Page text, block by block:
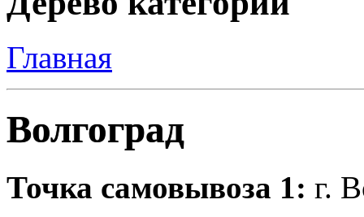
Главная
Волгоград
Точка самовывоза 1: г.